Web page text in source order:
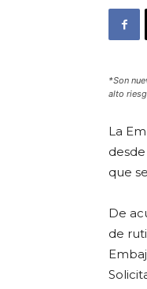
*Son
alto
La
que
De
de